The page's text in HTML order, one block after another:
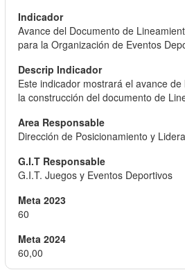
Avance del Documento de
para la Organización de Eventos
Este indicador mostrará el avance
la construcción del documento de
Dirección de Posicionamiento y
G.I.T. Juegos y Eventos Deportivos
60
60,00